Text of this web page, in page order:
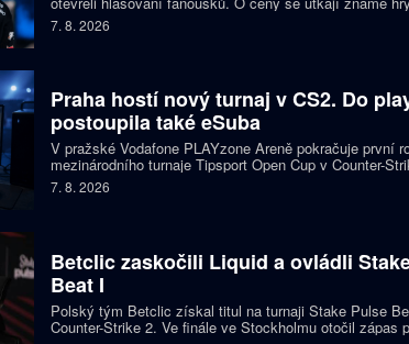
týmy, streameři i další osobnosti scény. Mezi
Faker, Jynxzi, Kai Cenat nebo IShowSpeed.
7. 8. 2026
Praha hostí nový turnaj v CS2. Do
postoupila také eSuba
V pražské Vodafone PLAYzone Areně pokračuje první
mezinárodního turnaje Tipsport Open Cup v Counter-
prize poolu 11 tisíc eur a body do žebříčku VRS bojuje
Česká eSuba si už zajistila postup do play-off.
7. 8. 2026
Betclic zaskočili Liquid a ovládli
Beat I
Polský tým Betclic získal titul na turnaji Stake Pulse
Counter-Strike 2. Ve finále ve Stockholmu otočil zápas